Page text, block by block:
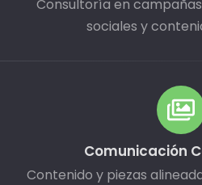
Consultoría en
sociales y
Comunicación
Contenido y piezas